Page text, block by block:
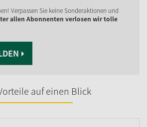
Verpassen Sie keine Sonderaktionen und
allen Abonnenten verlosen wir tolle
auf einen Blick